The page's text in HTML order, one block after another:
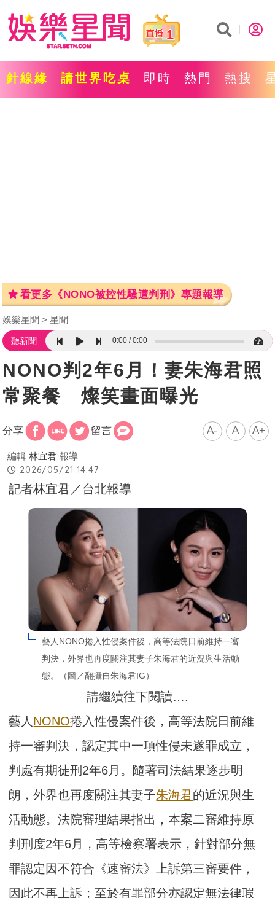
1
針線緣 請世界吃桌 即時 熱門 熱搜
看更多《NONO被控性騷遭判刑》專題報導
娛樂星聞 星聞
聽新聞 0:00 0:00
NONO判2年6月！妻朱海君照
常聚餐 燦笑畫面曝光
分享 留言 A- A A+
編輯 林宜君 報導
2026/05/21 14:47
記者林宜君／台北報導
藝人NONO捲入性侵案件後，高等法院日前維持一審
判決，外界也再度關注其妻子朱海君的近況與生活動
態。（圖／翻攝自朱海君IG）
請繼續往下閱讀….
藝人 NONO捲入性侵案件後，高等法院日前維
持一審判決，認定其中一項性侵未遂罪成立，
判處有期徒刑2年6月。隨著司法結果逐步明
朗，外界也再度關注其妻子朱海君的近況與生
活動態。法院審理結果指出，本案二審維持原
判刑度2年6月，高等檢察署表示，針對部分無
罪認定因不符合《速審法》上訴第三審要件，
因此不再上訴；至於有罪部分亦認定無法律瑕